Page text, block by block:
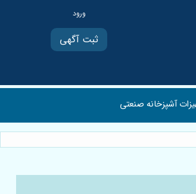
ثبت آگهی
آشپزخانه صنعتی